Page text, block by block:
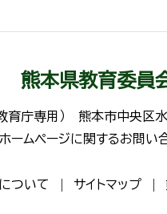
熊本県教育委員
育庁専用）
熊本市中央区
ホームページに関するお問い
ついて サイトマップ